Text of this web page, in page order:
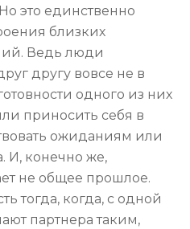
это единственно
близких
Ведь люди
другу вовсе не в
одного из них
приносить себя в
ожиданиям или
И, конечно же,
не общее прошлое.
тогда, когда, с одной
партнера таким,